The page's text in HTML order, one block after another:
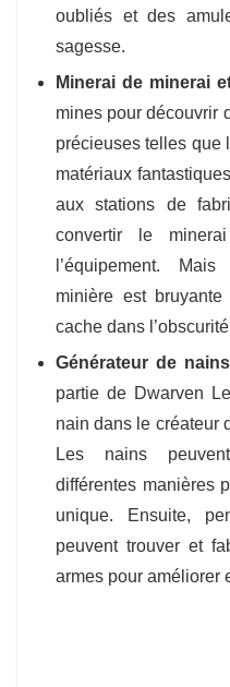
oubliés et des
sagesse.
Minerai de minerai
mines pour découvrir
précieuses telles que
matériaux
aux stations de
convertir le
l’équipement.
minière est
cache dans
Générateur de
partie de Dwarven
nain dans le créateur
Les nains
différentes manières
unique. Ensuite,
peuvent trouver et
armes pour améliorer